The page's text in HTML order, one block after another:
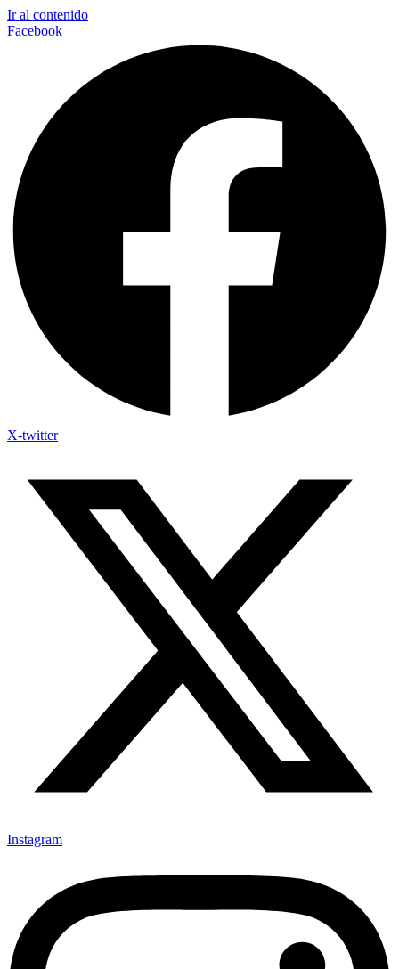
Ir al contenido
Facebook
X-twitter
Instagram